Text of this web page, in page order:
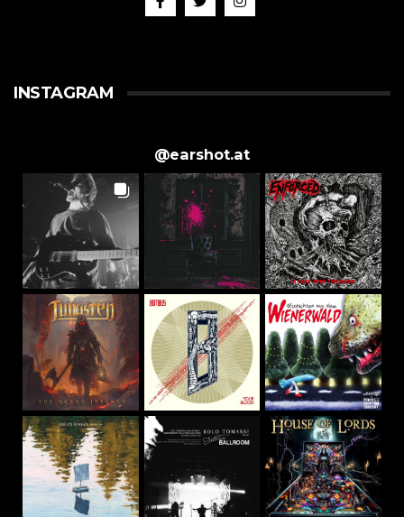
INSTAGRAM
@earshot.at